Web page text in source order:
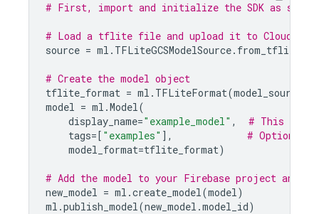
# First, import and initialize the SDK as shown
# Load a tflite file and upload it to Cloud
source = ml . TFLiteGCSModelSource.
# Create the model object
tflite_format = ml . TFLiteFormat(model_source
model = ml .Model(
display_name="example_model" ,
# This is
tags=[ "examples" ],
# Optional
model_format=tflite_format)
# Add the model to your Firebase project and
new_model = ml .create_model(model)
ml .publish_model(new_model .model_id)